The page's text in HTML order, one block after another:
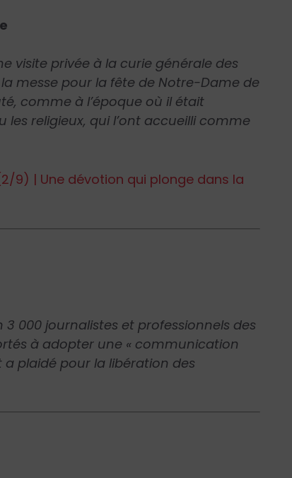
visite privée à la curie générale des
messe pour la fête de Notre-Dame de
comme à l’époque où il était
religieux, qui l’ont accueilli comme
9) | Une dévotion qui plonge dans la
3 000 journalistes et professionnels des
à adopter une « communication
a plaidé pour la libération des